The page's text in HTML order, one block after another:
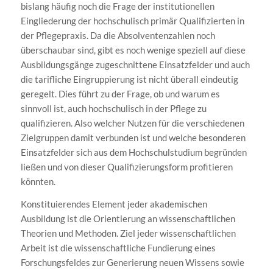
bislang häufig noch die Frage der institutionellen
Eingliederung der hochschulisch primär Qualifizierten in
der Pflegepraxis. Da die Absolventenzahlen noch
überschaubar sind, gibt es noch wenige speziell auf diese
Ausbildungsgänge zugeschnittene Einsatzfelder und auch
die tarifliche Eingruppierung ist nicht überall eindeutig
geregelt. Dies führt zu der Frage, ob und warum es
sinnvoll ist, auch hochschulisch in der Pflege zu
qualifizieren. Also welcher Nutzen für die verschiedenen
Zielgruppen damit verbunden ist und welche besonderen
Einsatzfelder sich aus dem Hochschulstudium begründen
ließen und von dieser Qualifizierungsform profitieren
könnten.
Konstituierendes Element jeder akademischen
Ausbildung ist die Orientierung an wissenschaftlichen
Theorien und Methoden. Ziel jeder wissenschaftlichen
Arbeit ist die wissenschaftliche Fundierung eines
Forschungsfeldes zur Generierung neuen Wissens sowie